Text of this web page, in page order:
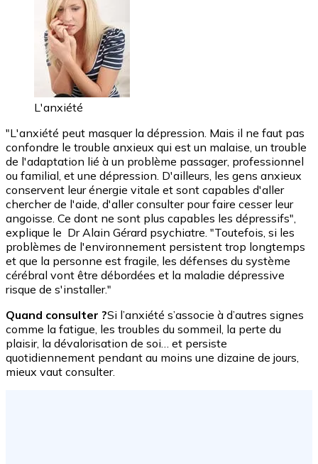
L'anxiété
"L'anxiété peut masquer la dépression. Mais il ne faut pas
confondre le trouble anxieux qui est un malaise, un trouble
de l'adaptation lié à un problème passager, professionnel
ou familial, et une dépression. D'ailleurs, les gens anxieux
conservent leur énergie vitale et sont capables d'aller
chercher de l'aide, d'aller consulter pour faire cesser leur
angoisse. Ce dont ne sont plus capables les dépressifs",
explique le Dr Alain Gérard psychiatre. "Toutefois, si les
problèmes de l'environnement persistent trop longtemps
et que la personne est fragile, les défenses du système
cérébral vont être débordées et la maladie dépressive
risque de s'installer."
Quand consulter ?Si l’anxiété s’associe à d’autres signes
comme la fatigue, les troubles du sommeil, la perte du
plaisir, la dévalorisation de soi… et persiste
quotidiennement pendant au moins une dizaine de jours,
mieux vaut consulter.